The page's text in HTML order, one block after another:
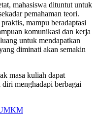
mahasiswa dituntut untuk
pemahaman teori.
mampu beradaptasi
komunikasi dan kerja
untuk mendapatkan
diminati akan semakin
masa kuliah dapat
diri menghadapi berbagai